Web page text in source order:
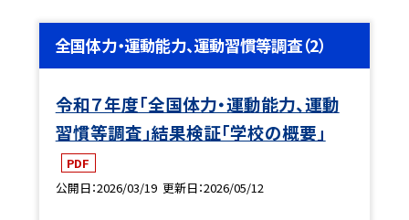
全国体力・運動能力、運動習慣等調査（2）
令和７年度「全国体力・運動能力、運動
習慣等調査」結果検証「学校の概要」
PDF
公開日 2026/03/19 更新日 2026/05/12